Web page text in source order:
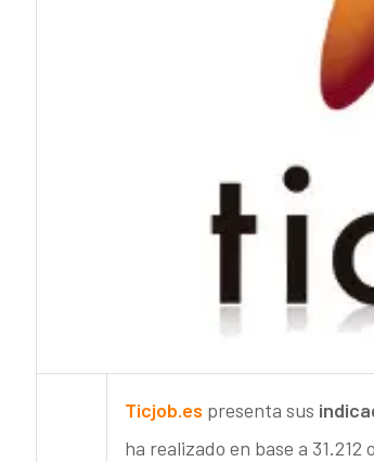
Ticjob.es presenta sus
ha realizado en base a